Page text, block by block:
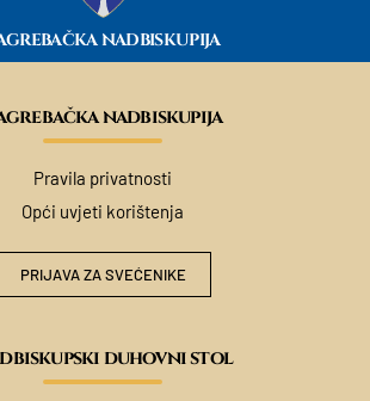
NADBISKUPIJA
nadbiskupija
Pravila privatnosti
Opći uvjeti korištenja
PRIJAVA ZA SVEĆENIKE
duhovni stol